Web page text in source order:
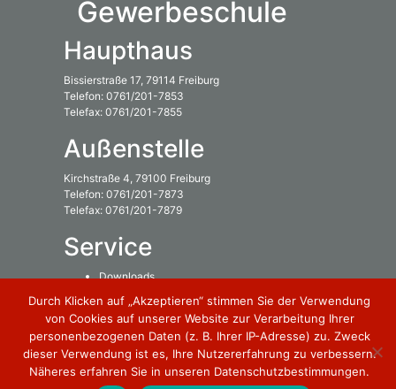
Gewerbeschule
Haupthaus
Bissierstraße 17, 79114 Freiburg
Telefon: 0761/201-7853
Telefax: 0761/201-7855
Außenstelle
Kirchstraße 4, 79100 Freiburg
Telefon: 0761/201-7873
Telefax: 0761/201-7879
Service
Downloads
Rechtliches
Impressum
Datenschutzbestimmung
Durch Klicken auf „Akzeptieren“ stimmen Sie der Verwendung
von Cookies auf unserer Website zur Verarbeitung Ihrer
personenbezogenen Daten (z. B. Ihrer IP-Adresse) zu. Zweck
dieser Verwendung ist es, Ihre Nutzererfahrung zu verbessern.
Näheres erfahren Sie in unseren Datenschutzbestimmungen.